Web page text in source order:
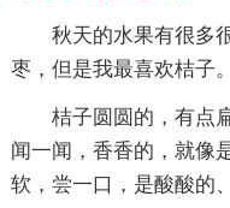
秋天的水果有很多
枣，但是我最喜欢桔子。
桔子圆圆的，有点
闻一闻，香香的，就像
软，尝一口，是酸酸的